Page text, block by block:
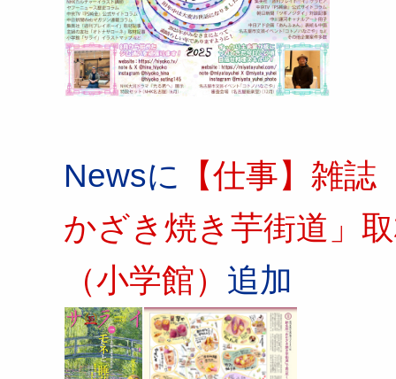
Newsに 【仕事】雑
かざき焼き芋街道」
（小学館） 追加